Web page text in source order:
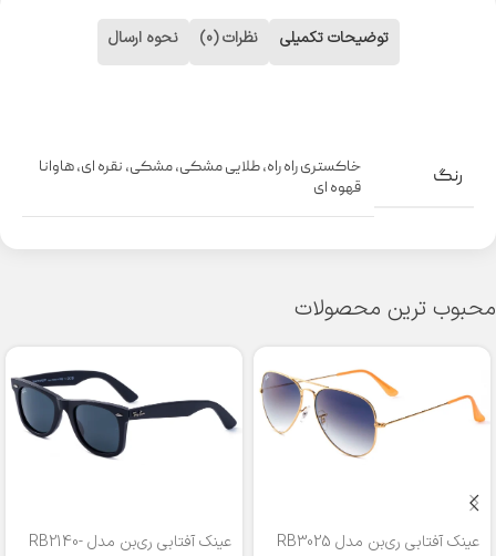
توضیحات تکمیلی نظرات (0) نحوه ارسال
رنگ خاکستری راه راه,طلایی مشکی,مشکی, نقره ای,هاوانا
قهوه ای
محبوب ترین محصولات
عینک آفتابی ری‌بن مدل RB3025
عینک آفتابی ری‌بن مدل RB2140-